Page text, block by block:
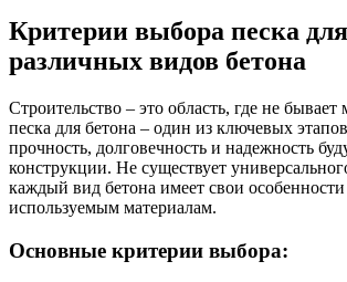
Критерии выбора песка для
различных видов бетона
Строительство – это область, где не
песка для бетона – один из ключевых
прочность, долговечность и надежность
конструкции. Не существует
каждый вид бетона имеет свои
используемым материалам.
Основные критерии выбора: